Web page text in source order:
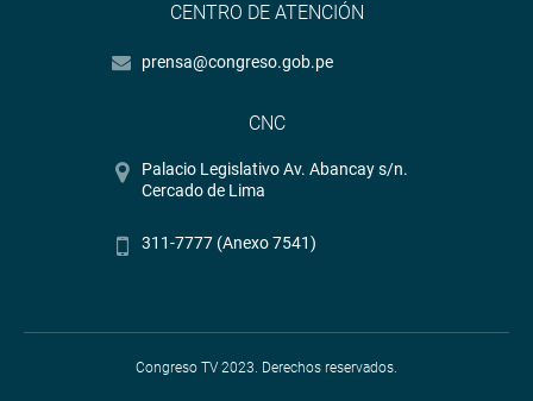
CENTRO DE ATENCIÓN
prensa@congreso.gob.pe
CNC
Palacio Legislativo Av. Abancay s/n.
Cercado de Lima
311-7777 (Anexo 7541)
Congreso TV 2023. Derechos reservados.